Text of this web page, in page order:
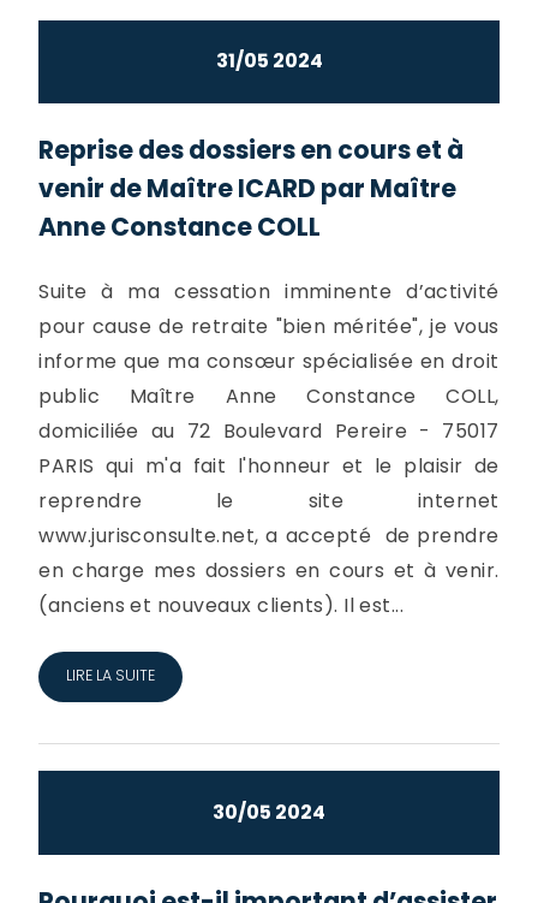
31/05 2024
Reprise des dossiers en cours et à
venir de Maître ICARD par Maître
Anne Constance COLL
Suite à ma cessation imminente d’activité
pour cause de retraite "bien méritée", je vous
informe que ma consœur spécialisée en droit
public Maître Anne Constance COLL,
domiciliée au 72 Boulevard Pereire - 75017
PARIS qui m'a fait l'honneur et le plaisir de
reprendre le site internet
www.jurisconsulte.net, a accepté de prendre
en charge mes dossiers en cours et à venir.
(anciens et nouveaux clients). Il est...
LIRE LA SUITE
30/05 2024